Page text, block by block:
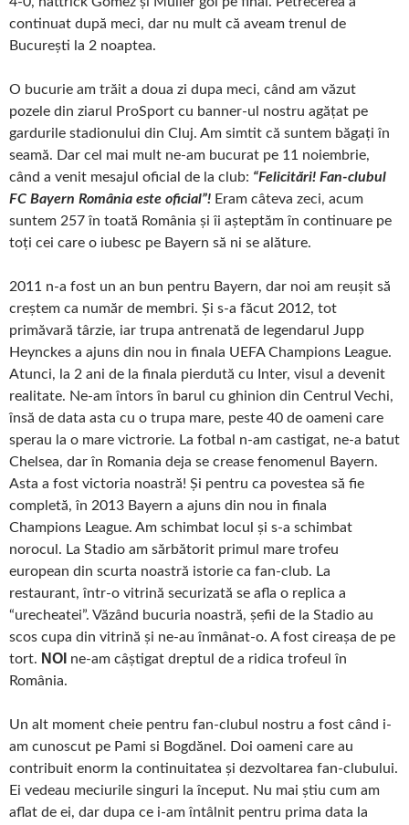
continuat după meci, dar nu mult că aveam trenul de
București la 2 noaptea.
O bucurie am trăit a doua zi dupa meci, când am văzut
pozele din ziarul ProSport cu banner-ul nostru agățat pe
gardurile stadionului din Cluj. Am simtit că suntem băgați în
seamă. Dar cel mai mult ne-am bucurat pe 11 noiembrie,
când a venit mesajul oficial de la club: “Felicitări! Fan-clubul
FC Bayern România este oficial”! Eram câteva zeci, acum
suntem 257 în toată România și îi așteptăm în continuare pe
toți cei care o iubesc pe Bayern să ni se alăture.
2011 n-a fost un an bun pentru Bayern, dar noi am reușit să
creștem ca număr de membri. Și s-a făcut 2012, tot
primăvară târzie, iar trupa antrenată de legendarul Jupp
Heynckes a ajuns din nou in finala UEFA Champions League.
Atunci, la 2 ani de la finala pierdută cu Inter, visul a devenit
realitate. Ne-am întors în barul cu ghinion din Centrul Vechi,
însă de data asta cu o trupa mare, peste 40 de oameni care
sperau la o mare victrorie. La fotbal n-am castigat, ne-a batut
Chelsea, dar în Romania deja se crease fenomenul Bayern.
Asta a fost victoria noastră! Și pentru ca povestea să fie
completă, în 2013 Bayern a ajuns din nou in finala
Champions League. Am schimbat locul și s-a schimbat
norocul. La Stadio am sărbătorit primul mare trofeu
european din scurta noastră istorie ca fan-club. La
restaurant, într-o vitrină securizată se afla o replica a
“urecheatei”. Văzând bucuria noastră, șefii de la Stadio au
scos cupa din vitrină și ne-au înmânat-o. A fost cireașa de pe
tort. NOI ne-am câștigat dreptul de a ridica trofeul în
România.
Un alt moment cheie pentru fan-clubul nostru a fost când i-
am cunoscut pe Pami si Bogdănel. Doi oameni care au
contribuit enorm la continuitatea și dezvoltarea fan-clubului.
Ei vedeau meciurile singuri la început. Nu mai știu cum am
aflat de ei, dar dupa ce i-am întâlnit pentru prima data la